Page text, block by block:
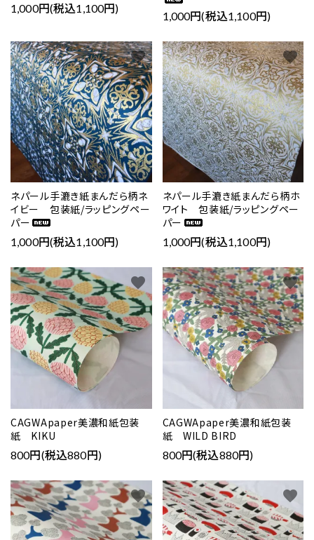
1,000円(税込1,100円)
1,000円(税込1,100円)
ネパール手漉き紙まんだら柄ネ
イビー 包装紙/ラッピングペー
パー
1,000円(税込1,100円)
favorite
ネパール手漉き紙まんだら柄ホ
ワイト 包装紙/ラッピングペー
パー
1,000円(税込1,100円)
favorite
CAGWApaper美濃和紙包装
紙 KIKU
800円(税込880円)
favorite
CAGWApaper美濃和紙包装
紙 WILD BIRD
800円(税込880円)
favorite
favorite favorite